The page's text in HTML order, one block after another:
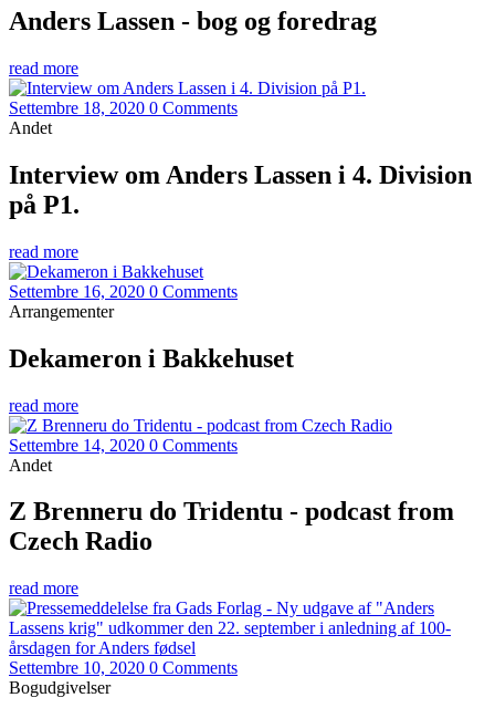
Anders Lassen - bog og foredrag
read more
Settembre 18, 2020 0 Comments
Andet
Interview om Anders Lassen i 4. Division
på P1.
read more
Settembre 16, 2020 0 Comments
Arrangementer
Dekameron i Bakkehuset
read more
Settembre 14, 2020 0 Comments
Andet
Z Brenneru do Tridentu - podcast from
Czech Radio
read more
Settembre 10, 2020 0 Comments
Bogudgivelser